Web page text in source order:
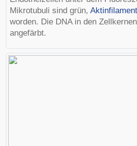
Mikrotubuli sind grün,
worden. Die DNA in den
angefärbt.